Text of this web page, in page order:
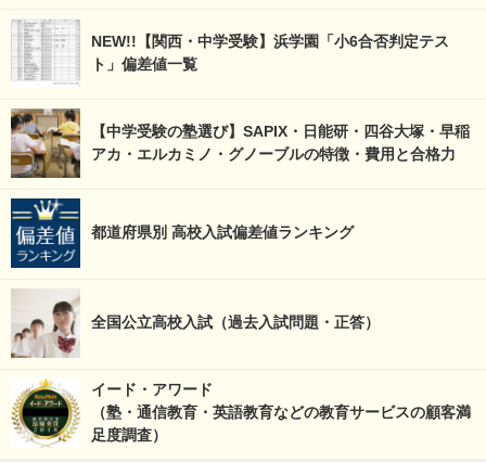
NEW!!【関西・中学受験】浜学園「小6合否判定テス
ト」偏差値一覧
【中学受験の塾選び】SAPIX・日能研・四谷大塚・早稲
アカ・エルカミノ・グノーブルの特徴・費用と合格力
都道府県別 高校入試偏差値ランキング
全国公立高校入試（過去入試問題・正答）
イード・アワード
（塾・通信教育・英語教育などの教育サービスの顧客満
足度調査）